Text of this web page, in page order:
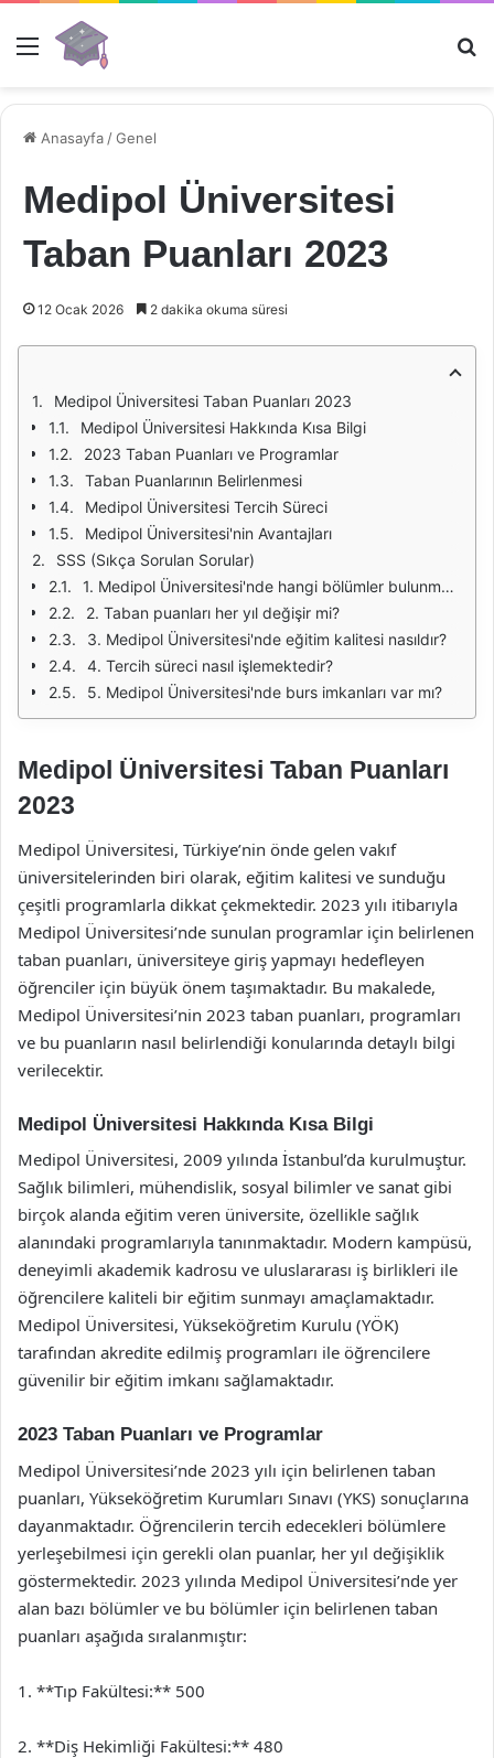
Menü
Anasayfa /Genel
Medipol Üniversitesi
Taban Puanları 2023
12 Ocak 2026 2 dakika okuma süresi
Medipol Üniversitesi Taban Puanları 2023
Medipol Üniversitesi Hakkında Kısa Bilgi
2023 Taban Puanları ve Programlar
Taban Puanlarının Belirlenmesi
Medipol Üniversitesi Tercih Süreci
Medipol Üniversitesi'nin Avantajları
SSS (Sıkça Sorulan Sorular)
1. Medipol Üniversitesi'nde hangi bölümler bulunmaktadır?
2. Taban puanları her yıl değişir mi?
3. Medipol Üniversitesi'nde eğitim kalitesi nasıldır?
4. Tercih süreci nasıl işlemektedir?
5. Medipol Üniversitesi'nde burs imkanları var mı?
Medipol Üniversitesi Taban Puanları
2023
Medipol Üniversitesi, Türkiye’nin önde gelen vakıf
üniversitelerinden biri olarak, eğitim kalitesi ve sunduğu
çeşitli programlarla dikkat çekmektedir. 2023 yılı itibarıyla
Medipol Üniversitesi’nde sunulan programlar için belirlenen
taban puanları, üniversiteye giriş yapmayı hedefleyen
öğrenciler için büyük önem taşımaktadır. Bu makalede,
Medipol Üniversitesi’nin 2023 taban puanları, programları
ve bu puanların nasıl belirlendiği konularında detaylı bilgi
verilecektir.
Medipol Üniversitesi Hakkında Kısa Bilgi
Medipol Üniversitesi, 2009 yılında İstanbul’da kurulmuştur.
Sağlık bilimleri, mühendislik, sosyal bilimler ve sanat gibi
birçok alanda eğitim veren üniversite, özellikle sağlık
alanındaki programlarıyla tanınmaktadır. Modern kampüsü,
deneyimli akademik kadrosu ve uluslararası iş birlikleri ile
öğrencilere kaliteli bir eğitim sunmayı amaçlamaktadır.
Medipol Üniversitesi, Yükseköğretim Kurulu (YÖK)
tarafından akredite edilmiş programları ile öğrencilere
güvenilir bir eğitim imkanı sağlamaktadır.
2023 Taban Puanları ve Programlar
Medipol Üniversitesi’nde 2023 yılı için belirlenen taban
puanları, Yükseköğretim Kurumları Sınavı (YKS) sonuçlarına
dayanmaktadır. Öğrencilerin tercih edecekleri bölümlere
yerleşebilmesi için gerekli olan puanlar, her yıl değişiklik
göstermektedir. 2023 yılında Medipol Üniversitesi’nde yer
alan bazı bölümler ve bu bölümler için belirlenen taban
puanları aşağıda sıralanmıştır:
1. **Tıp Fakültesi:** 500
2. **Diş Hekimliği Fakültesi:** 480